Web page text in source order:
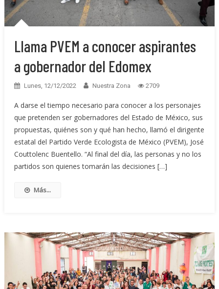
Llama PVEM a conocer aspirantes
a gobernador del Edomex
Lunes, 12/12/2022 Nuestra Zona 2709
A darse el tiempo necesario para conocer a los personajes
que pretenden ser gobernadores del Estado de México, sus
propuestas, quiénes son y qué han hecho, llamó el dirigente
estatal del Partido Verde Ecologista de México (PVEM), José
Couttolenc Buentello. “Al final del día, las personas y no los
partidos son quienes tomarán las decisiones […]
Más...